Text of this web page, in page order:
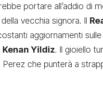
portare all’addio di
vecchia signora. Il
aggiornamenti
Kenan Yildiz. Il gioiello
Perez che punterà a